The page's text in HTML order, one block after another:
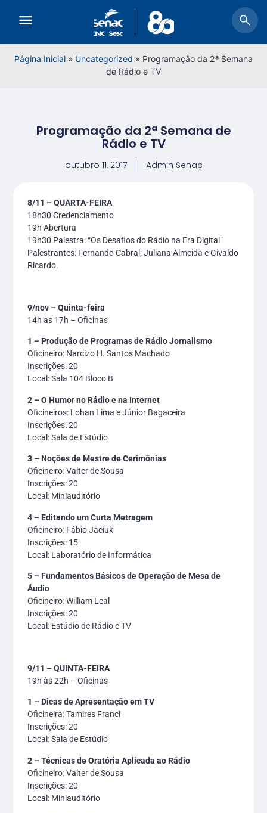
Página Inicial » Uncategorized » Programação da 2ª Semana
de Rádio e TV
Programação da 2ª Semana de
Rádio e TV
outubro 11, 2017 Admin Senac
8/11 – QUARTA-FEIRA
18h30 Credenciamento
19h Abertura
19h30 Palestra: “Os Desafios do Rádio na Era Digital”
Palestrantes: Fernando Cabral; Juliana Almeida e Givaldo
Ricardo.
9/nov – Quinta-feira
14h as 17h – Oficinas
1 – Produção de Programas de Rádio Jornalismo
Oficineiro: Narcizo H. Santos Machado
Inscrições: 20
Local: Sala 104 Bloco B
2 – O Humor no Rádio e na Internet
Oficineiros: Lohan Lima e Júnior Bagaceira
Inscrições: 20
Local: Sala de Estúdio
3 – Noções de Mestre de Cerimônias
Oficineiro: Valter de Sousa
Inscrições: 20
Local: Miniauditório
4 – Editando um Curta Metragem
Oficineiro: Fábio Jaciuk
Inscrições: 15
Local: Laboratório de Informática
5 – Fundamentos Básicos de Operação de Mesa de
Áudio
Oficineiro: William Leal
Inscrições: 20
Local: Estúdio de Rádio e TV
9/11 – QUINTA-FEIRA
19h às 22h – Oficinas
1 – Dicas de Apresentação em TV
Oficineira: Tamires Franci
Inscrições: 20
Local: Sala de Estúdio
2 – Técnicas de Oratória Aplicada ao Rádio
Oficineiro: Valter de Sousa
Inscrições: 20
Local: Miniauditório